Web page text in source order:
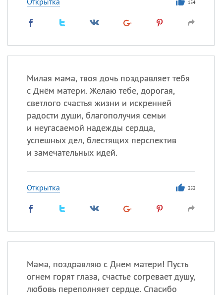
154
Милая мама, твоя дочь поздравляет тебя
с Днём матери. Желаю тебе, дорогая,
светлого счастья жизни и искренней
радости души, благополучия семьи
и неугасаемой надежды сердца,
успешных дел, блестящих перспектив
и замечательных идей.
Открытка 353
Мама, поздравляю с Днем матери! Пусть
огнем горят глаза, счастье согревает душу,
любовь переполняет сердце. Спасибо